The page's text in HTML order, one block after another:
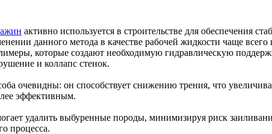
активно используется в строительстве для обеспечения
данного метода в качестве рабочей жидкости чаще всего
которые создают необходимую гидравлическую
и коллапс стенок.
очевидны: он способствует снижению трения, что
эффективным.
удалить выбуренные породы, минимизируя риск
процесса.